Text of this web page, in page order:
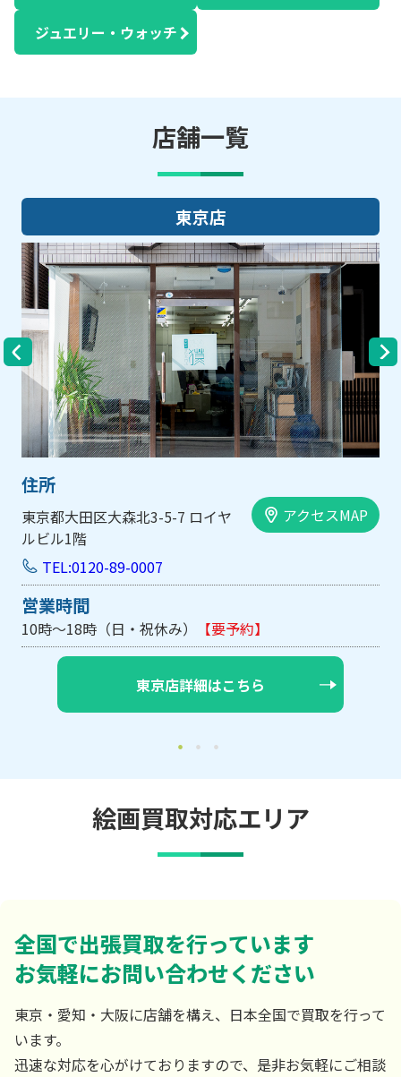
ジュエリー・ウォッチ
店舗一覧
大阪店
住所
大阪市中央区内平野町1-1-5 西大
手前ビル103号
アクセスMAP
TEL:0120-89-0007
営業時間
10時～18時（日・祝休み/土曜は不定休）
大阪店詳細はこちら
絵画買取対応エリア
全国で出張買取を行っています
お気軽にお問い合わせください
東京・愛知・大阪に店舗を構え、日本全国で買取を行って
います。
迅速な対応を心がけておりますので、是非お気軽にご相談